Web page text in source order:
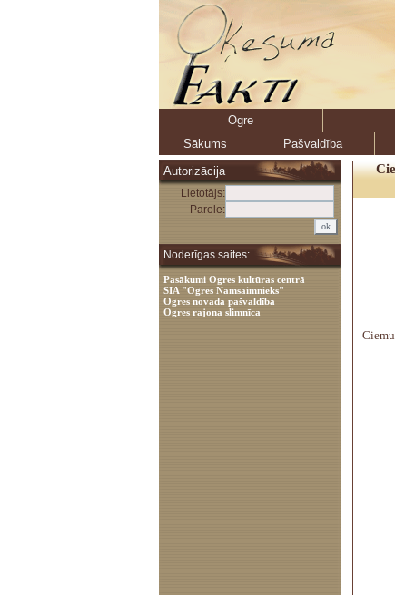
Ogre
Sākums
Pašvaldība
Autorizācija
Lietotājs:
Parole:
Noderīgas saites:
Pasākumi Ogres kultūras centrā
SIA "Ogres Namsaimnieks"
Ogres novada pašvaldība
Ogres rajona slimnīca